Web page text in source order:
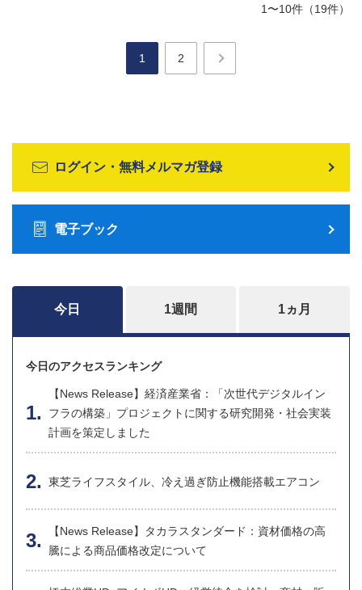
1〜10件（19件）
1 2
ログイン・無料メルマガ登録
電子ブック
今日 1週間 1ヵ月
今日のアクセスランキング
【News Release】経済産業省：「次世代デジタルイン
フラの構築」プロジェクトに関する研究開発・社会実装
計画を策定しました
東芝ライフスタイル、冷え過ぎ防止機能搭載エアコン
【News Release】タカラスタンダード：資材価格の高
騰による商品価格改定について